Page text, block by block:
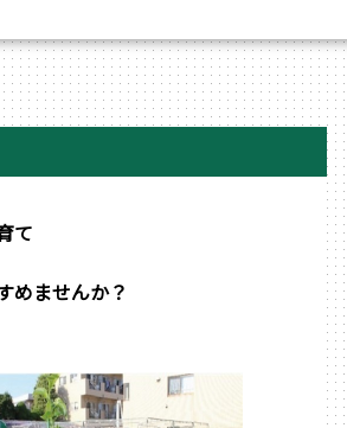
て
めませんか？